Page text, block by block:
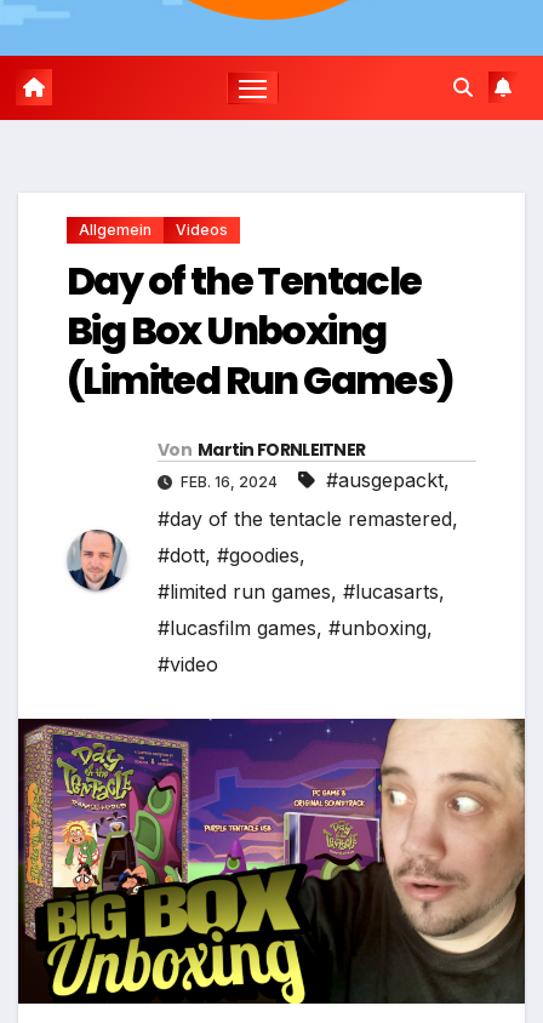
Allgemein Videos
Day of the Tentacle
Big Box Unboxing
(Limited Run Games)
Von Martin FORNLEITNER
FEB. 16, 2024 #ausgepackt,
#day of the tentacle remastered,
#dott, #goodies,
#limited run games, #lucasarts,
#lucasfilm games, #unboxing,
#video